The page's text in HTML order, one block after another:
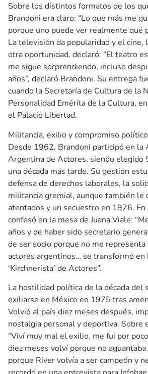
Sobre los distintos formatos de los
Brandoni era claro: “Lo que más me
porque uno puede ver realmente qué
La televisión da popularidad y el cine,
otra oportunidad, declaró: “El teatro
me sigue sorprendiendo, incluso
años”, declaró Brandoni. Su entrega
cuando la Secretaría de Cultura de la
Personalidad Emérita de la Cultura,
el Palacio Libertad.
Militancia, exilio y compromiso político
Desde 1962, Brandoni participó en la
Argentina de Actores, siendo elegido
una década más tarde. Su gestión
defensa de derechos laborales, la
militancia gremial, aunque también le
atentados y un secuestro en 1976.
confesó en la mesa de Juana Viale:
años y de haber sido secretario
de ser socio porque no me representa
actores argentinos… se transformó en
‘Kirchnerista’ de Actores”.
La hostilidad política de la década del
exiliarse en México en 1975 tras
Volvió al país diez meses después,
nostalgia personal y deportiva. Sobre
“Viví muy mal el exilio, me fui por
diez meses volví porque no aguantaba
porque River volvía a ser campeón y